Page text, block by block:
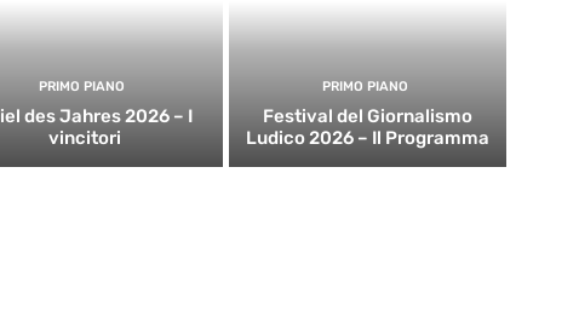
PRIMO PIANO
des Jahres 2026 – I
vincitori
PRIMO PIANO
Festival del Giornalismo
Ludico 2026 – Il Programma